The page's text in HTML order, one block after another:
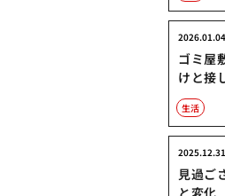
ゴミ屋
けと接
2026.01.04
生活
見過ご
と変化
2025.12.31